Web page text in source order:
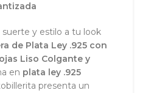
y estilo a tu look
de Plata Ley .925 con
Liso Colgante y
en plata ley .925
presenta un